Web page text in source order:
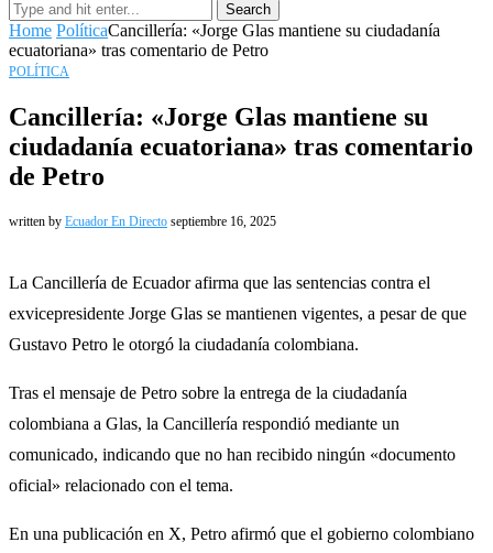
Search
Home PolíticaCancillería: «Jorge Glas mantiene su ciudadanía
ecuatoriana» tras comentario de Petro
POLÍTICA
Cancillería: «Jorge Glas mantiene su
ciudadanía ecuatoriana» tras comentario
de Petro
written by Ecuador En Directo septiembre 16, 2025
La Cancillería de Ecuador afirma que las sentencias contra el
exvicepresidente Jorge Glas se mantienen vigentes, a pesar de que
Gustavo Petro le otorgó la ciudadanía colombiana.
Tras el mensaje de Petro sobre la entrega de la ciudadanía
colombiana a Glas, la Cancillería respondió mediante un
comunicado, indicando que no han recibido ningún «documento
oficial» relacionado con el tema.
En una publicación en X, Petro afirmó que el gobierno colombiano